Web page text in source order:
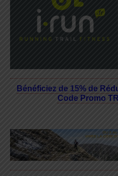
Bénéficiez de 15% de
Code Promo